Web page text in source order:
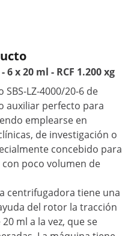
x 20 ml - RCF 1.200 xg
LZ-4000/20-6 de
auxiliar perfecto para
emplearse en
de investigación o
concebido para
poco volumen de
centrifugadora tiene una
del rotor la tracción
ml a la vez, que se